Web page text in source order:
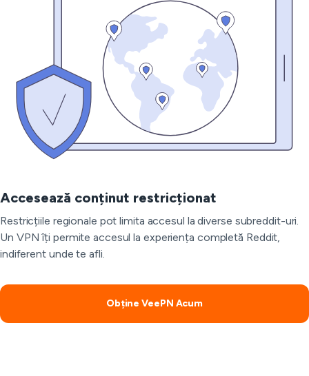
Accesează conținut restricționat
Restricțiile regionale pot limita accesul la diverse subreddit-uri.
Un VPN îți permite accesul la experiența completă Reddit,
indiferent unde te afli.
Obține VeePN Acum